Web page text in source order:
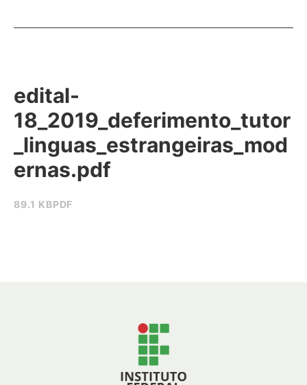
89.1 KBPDF
edital-
18_2019_deferimento_tutor
_linguas_estrangeiras_mod
ernas.pdf